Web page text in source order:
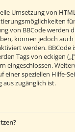
Umsetzung von
von BBCode werden
können jedoch
werden. BBCode
Tags von eckigen
eingeschlossen.
einer speziellen Hilfe-
aus zugänglich ist.